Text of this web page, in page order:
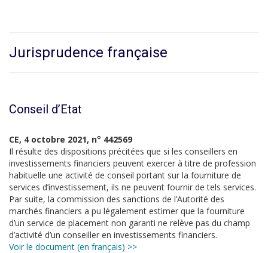
Jurisprudence française
Conseil d’Etat
CE, 4 octobre 2021, n° 442569
Il résulte des dispositions précitées que si les conseillers en
investissements financiers peuvent exercer à titre de profession
habituelle une activité de conseil portant sur la fourniture de
services d’investissement, ils ne peuvent fournir de tels services.
Par suite, la commission des sanctions de l’Autorité des
marchés financiers a pu légalement estimer que la fourniture
d’un service de placement non garanti ne relève pas du champ
d’activité d’un conseiller en investissements financiers.
Voir le document (en français) >>